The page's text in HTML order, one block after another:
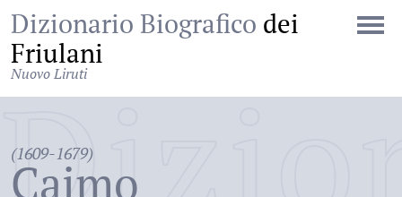
Dizionario Biografico dei
Friulani
Nuovo Liruti
(1609-1679)
Caimo